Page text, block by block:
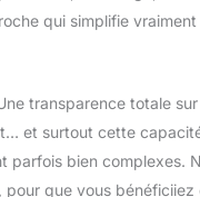
qui simplifie
transparence totale
et surtout cette
parfois bien complexes.
que vous